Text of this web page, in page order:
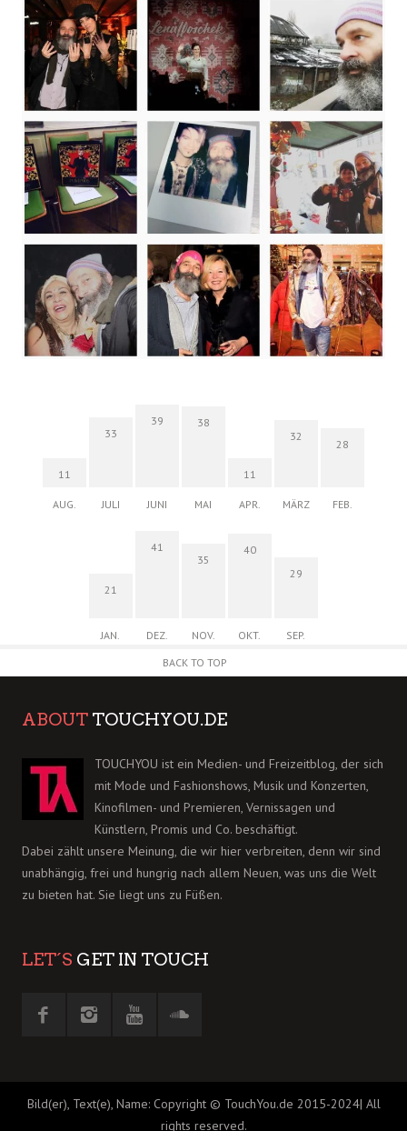
11
AUG.
33
JULI
39
JUNI
38
MAI
11
APR.
32
MÄRZ
28
FEB.
21
JAN.
41
DEZ.
35
NOV.
40
OKT.
29
SEP.
BACK TO TOP
ABOUT TOUCHYOU.DE
TOUCHYOU ist ein Medien- und Freizeitblog, der sich
mit Mode und Fashionshows, Musik und Konzerten,
Kinofilmen- und Premieren, Vernissagen und
Künstlern, Promis und Co. beschäftigt.
Dabei zählt unsere Meinung, die wir hier verbreiten, denn wir sind
unabhängig, frei und hungrig nach allem Neuen, was uns die Welt
zu bieten hat. Sie liegt uns zu Füßen.
LET´S GET IN TOUCH
Bild(er), Text(e), Name: Copyright © TouchYou.de 2015-2024| All
rights reserved.